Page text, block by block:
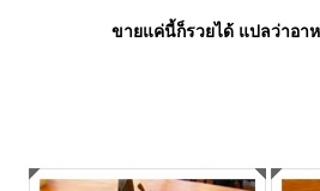
ขายแค่นี้ก็รวยได้ แปลว่าอาห